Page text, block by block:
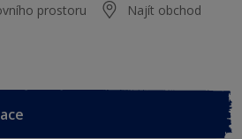
prostoru Najít obchod